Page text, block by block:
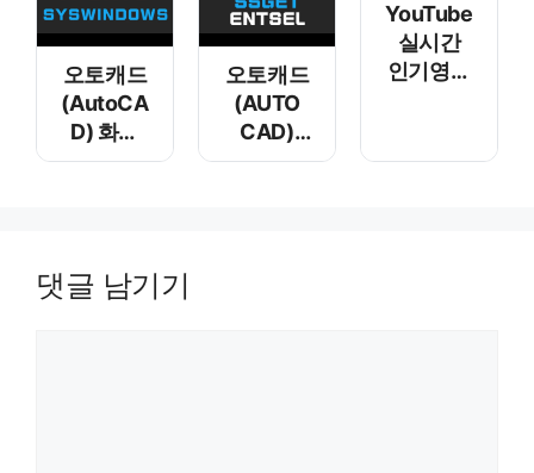
오토캐드
(AutoCA
D) 화면
분할 하기
오토캐드
(AUTO
CAD)
리습(Lisp)
YouTube
실시간
인기영상
댓글 남기기